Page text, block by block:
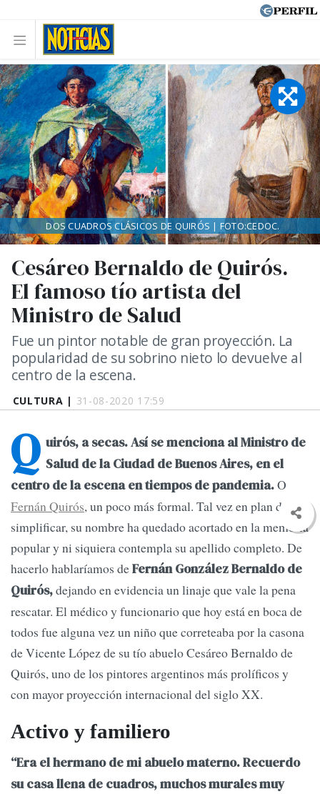
CULTURA | 31-08-2020 17:59
Cesáreo Bernaldo de Quirós.
El famoso tío artista del
Ministro de Salud
Fue un pintor notable de gran proyección. La
popularidad de su sobrino nieto lo devuelve al
centro de la escena.
DOS CUADROS CLÁSICOS DE QUIRÓS | FOTO:CEDOC.
Q uirós, a secas. Así se menciona al Ministro de
Salud de la Ciudad de Buenos Aires, en el
centro de la escena en tiempos de pandemia.O
Fernán Quirós, un poco más formal. Tal vez en plan de
simplificar, su nombre ha quedado acortado en la memoria
popular y ni siquiera contempla su apellido completo. De
hacerlo hablaríamos deFernán González Bernaldo de
Quirós,dejando en evidencia un linaje que vale la pena
rescatar. El médico y funcionario que hoy está en boca de
todos fue alguna vez un niño que correteaba por la casona
de Vicente López de su tío abuelo Cesáreo Bernaldo de
Quirós, uno de los pintores argentinos más prolíficos y
con mayor proyección internacional del siglo XX.
Activo y familiero
“Era el hermano de mi abuelo materno. Recuerdo
su casa llena de cuadros, muchos murales muy